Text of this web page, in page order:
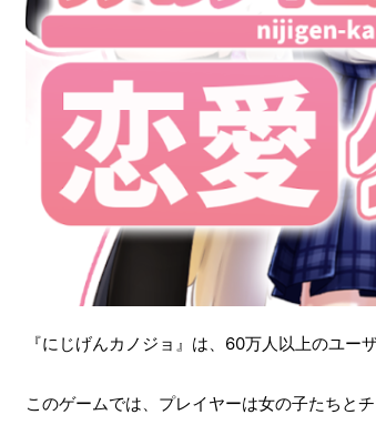
『にじげんカノジョ』は、60万人以上のユー
このゲームでは、プレイヤーは女の子たちと